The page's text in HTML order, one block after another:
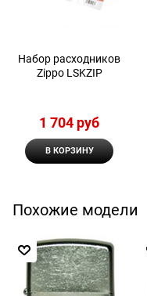
Набор расходников
Zippo LSKZIP
1 704 руб
В КОРЗИНУ
Похожие модели